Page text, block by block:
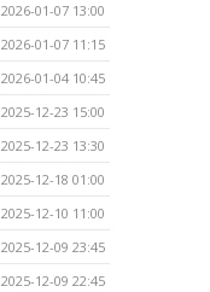
2026-01-07 13:00
2026-01-07 11:15
2026-01-04 10:45
2025-12-23 15:00
2025-12-23 13:30
2025-12-18 01:00
2025-12-10 11:00
2025-12-09 23:45
2025-12-09 22:45